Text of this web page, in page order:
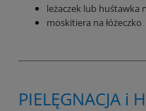
leżaczek lub huśtawka
moskitiera na łóżeczko
PIELĘGNACJA i